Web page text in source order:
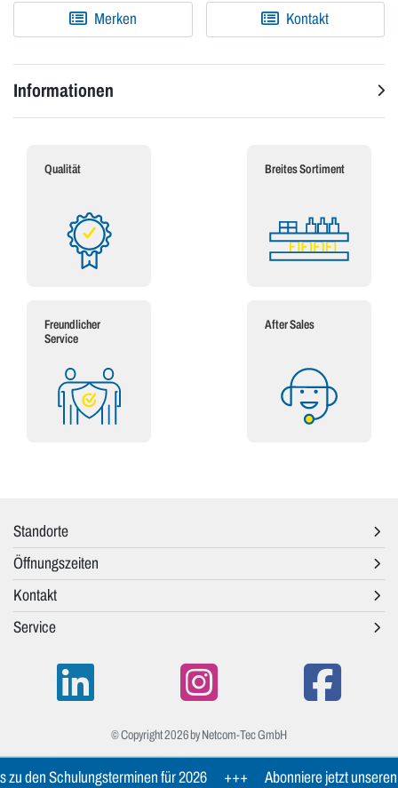
Merken Kontakt
Informationen
Qualität Breites Sortiment
Freundlicher
Service
After Sales
Standorte
Öffnungszeiten
Kontakt
Service
© Copyright 2026 by Netcom-Tec GmbH
zu den Schulungsterminen für 2026 +++ Abonniere jetzt